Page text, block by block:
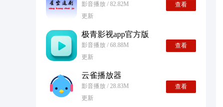
影音播放 / 82.82M
更新
查看
极青影视app官方版
影音播放 / 68.88M
更新
查看
云雀播放器
影音播放 / 28.83M
更新
查看